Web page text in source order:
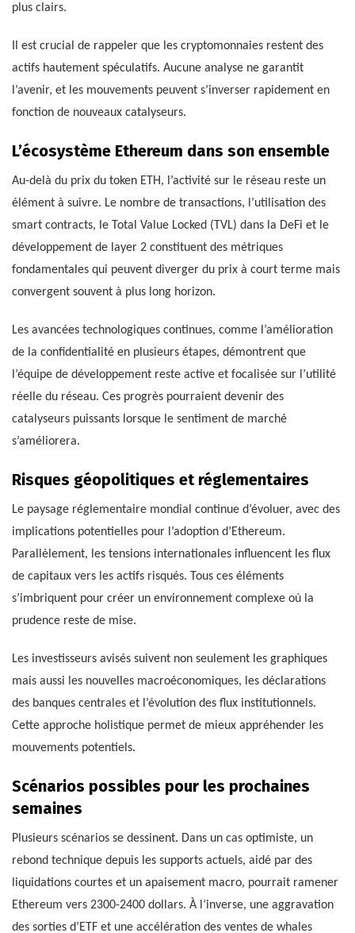
plus clairs.
Il est crucial de rappeler que les cryptomonnaies restent des
actifs hautement spéculatifs. Aucune analyse ne garantit
l’avenir, et les mouvements peuvent s’inverser rapidement en
fonction de nouveaux catalyseurs.
L’écosystème Ethereum dans son ensemble
Au-delà du prix du token ETH, l’activité sur le réseau reste un
élément à suivre. Le nombre de transactions, l’utilisation des
smart contracts, le Total Value Locked (TVL) dans la DeFi et le
développement de layer 2 constituent des métriques
fondamentales qui peuvent diverger du prix à court terme mais
convergent souvent à plus long horizon.
Les avancées technologiques continues, comme l’amélioration
de la confidentialité en plusieurs étapes, démontrent que
l’équipe de développement reste active et focalisée sur l’utilité
réelle du réseau. Ces progrès pourraient devenir des
catalyseurs puissants lorsque le sentiment de marché
s’améliorera.
Risques géopolitiques et réglementaires
Le paysage réglementaire mondial continue d’évoluer, avec des
implications potentielles pour l’adoption d’Ethereum.
Parallèlement, les tensions internationales influencent les flux
de capitaux vers les actifs risqués. Tous ces éléments
s’imbriquent pour créer un environnement complexe où la
prudence reste de mise.
Les investisseurs avisés suivent non seulement les graphiques
mais aussi les nouvelles macroéconomiques, les déclarations
des banques centrales et l’évolution des flux institutionnels.
Cette approche holistique permet de mieux appréhender les
mouvements potentiels.
Scénarios possibles pour les prochaines
semaines
Plusieurs scénarios se dessinent. Dans un cas optimiste, un
rebond technique depuis les supports actuels, aidé par des
liquidations courtes et un apaisement macro, pourrait ramener
Ethereum vers 2300-2400 dollars. À l’inverse, une aggravation
des sorties d’ETF et une accélération des ventes de whales